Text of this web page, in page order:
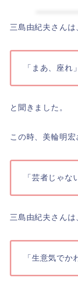
三島由紀夫さんは
「まあ、座れ
と聞きました。
この時、美輪明宏
「芸者じゃな
三島由紀夫さんは
「生意気でか